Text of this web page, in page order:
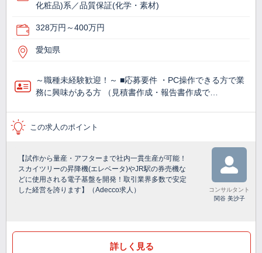
化粧品)系／品質保証(化学・素材)
328万円～400万円
愛知県
～職種未経験歓迎！～ ■応募要件 ・PC操作できる方で業
務に興味がある方 （見積書作成・報告書作成で…
この求人のポイント
【試作から量産・アフターまで社内一貫生産が可能！
スカイツリーの昇降機(エレベータ)やJR駅の券売機な
どに使用される電子基盤を開発！取引業界多数で安定
した経営を誇ります】（Adecco求人）
コンサルタント
関谷 美沙子
詳しく見る